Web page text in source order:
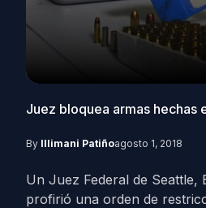
Juez bloquea armas hechas
By Illimani Patiñoagosto 1, 2018
Un Juez Federal de Seattle,
profirió una orden de